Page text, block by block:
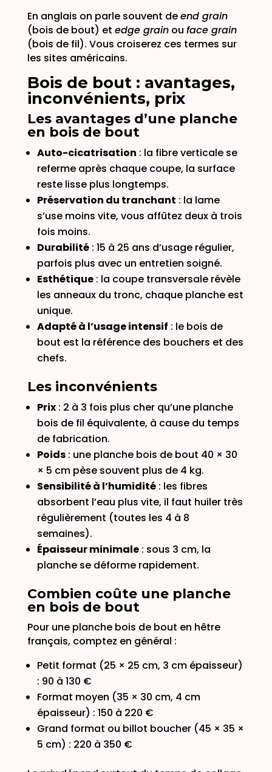
En anglais on parle souvent deend grain
(bois de bout) et edge grainou face grain
(bois de fil). Vous croiserez ces termes sur
les sites américains.
Bois de bout : avantages,
inconvénients, prix
Les avantages d’une planche
en bois de bout
Auto-cicatrisation : la fibre verticale se
referme après chaque coupe, la surface
reste lisse plus longtemps.
Préservation du tranchant : la lame
s’use moins vite, vous affûtez deux à trois
fois moins.
Durabilité: 15 à 25 ans d’usage régulier,
parfois plus avec un entretien soigné.
Esthétique: la coupe transversale révèle
les anneaux du tronc, chaque planche est
unique.
Adapté à l’usage intensif : le bois de
bout est la référence des bouchers et des
chefs.
Les inconvénients
Prix: 2 à 3 fois plus cher qu’une planche
bois de fil équivalente, à cause du temps
de fabrication.
Poids: une planche bois de bout 40 × 30
× 5 cm pèse souvent plus de 4 kg.
Sensibilité à l’humidité: les fibres
absorbent l’eau plus vite, il faut huiler très
régulièrement (toutes les 4 à 8
semaines).
Épaisseur minimale: sous 3 cm, la
planche se déforme rapidement.
Combien coûte une planche
en bois de bout
Pour une planche bois de bout en hêtre
français, comptez en général :
Petit format (25 × 25 cm, 3 cm épaisseur)
: 90 à 130 €
Format moyen (35 × 30 cm, 4 cm
épaisseur) : 150 à 220 €
Grand format ou billot boucher (45 × 35 ×
5 cm) : 220 à 350 €